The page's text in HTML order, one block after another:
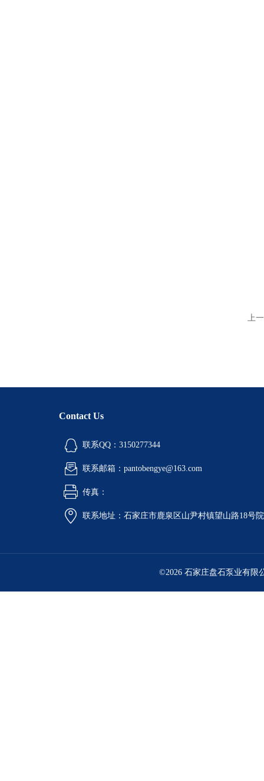
上
Contact Us
联系QQ：3150277344
联系邮箱：pantobengye@163.com
传真：
联系地址：石家庄市鹿泉区山尹村镇望山路18号
©2026 石家庄盘石泵业有限